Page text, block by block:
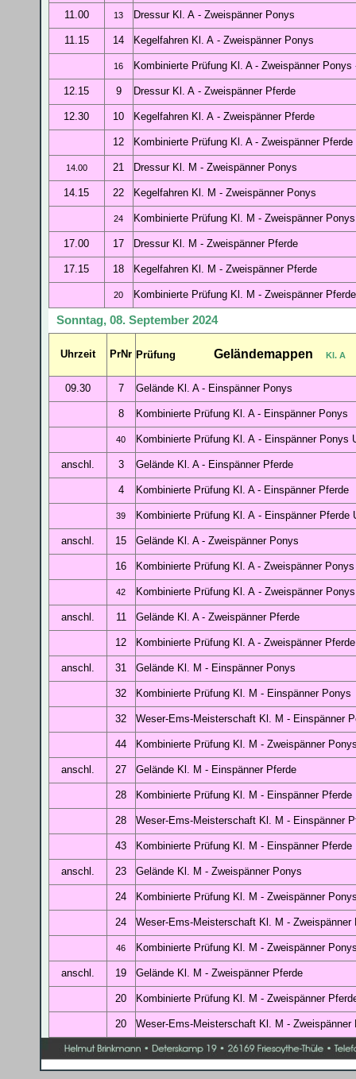
11.00 13 Dressur Kl. A - Zweispänner Ponys
11.15 14 Kegel fahren Kl. A - Zweispänner Ponys
16 Kombinierte Prüfung Kl. A- Zweispänner Ponys
12.15 9 Dressur Kl. A - Zweispänner Pferde
12.30 10 Kegel fahren Kl. A - Zweispänner Pferde
12 Kombinierte Prüfung Kl. A- Zweispänner Pferde
14.00 21 Dressur Kl. M - Zweispänner Ponys
14.15 22 Kegelfahren Kl. M - Zweispänner Ponys
24 Kombinierte Prüfung Kl. M - Zweispänner Ponys
17.00 17 Dressur Kl. M - Zweispänner Pferde
17.15 18 Kegelfahren Kl. M - Zweispänner Pferde
20 Kombinierte Prüfung Kl. M - Zweispänner Pferde
Sonntag, 08. September 2024
Uhrzeit PrNr Prüfung Geländemappen Kl. A
09.30 7 Gelände Kl. A- Einspänner Ponys
8 Kombinierte Prüfung Kl. A- Einspänner Ponys
40 Kombinierte Prüfung Kl. A - Einspänner Ponys
anschl. 3 Gelände Kl. A- Einspänner Pferde
4 Kombinierte Prüfung Kl. A- Einspänner Pferde
39 Kombinierte Prüfung Kl. A - Einspänner Pferde
anschl. 15 Gelände Kl. A- Zweispänner Ponys
16 Kombinierte Prüfung Kl. A- Zweispänner Ponys
42 Kombinierte Prüfung Kl. A - Zweispänner
anschl. 11 Gelände Kl. A- Zweispänner Pferde
12 Kombinierte Prüfung Kl. A- Zweispänner Pferde
anschl. 31 Gelände Kl. M - Einspänner Ponys
32 Kombinierte Prüfung Kl. M - Einspänner Ponys
32 Weser-Ems-Meisterschaft Kl. M - Einspänner
44 Kombinierte Prüfung Kl. M - Zweispänner
anschl. 27 Gelände Kl. M - Einspänner Pferde
28 Kombinierte Prüfung Kl. M - Einspänner Pferde
28 Weser-Ems-Meisterschaft Kl. M - Einspänner
43 Kombinierte Prüfung Kl. M - Einspänner Pferde
anschl. 23 Gelände Kl. M - Zweispänner Ponys
24 Kombinierte Prüfung Kl. M - Zweispänner
24 Weser-Ems-Meisterschaft Kl. M - Zweispänner
46 Kombinierte Prüfung Kl. M - Zweispänner
anschl. 19 Gelände Kl. M - Zweispänner Pferde
20 Kombinierte Prüfung Kl. M - Zweispänner
20 Weser-Ems-Meisterschaft Kl. M - Zweispänner